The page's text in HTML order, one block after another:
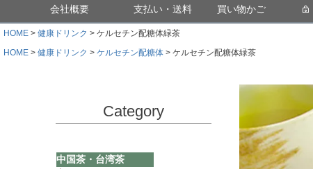
会社概要 支払い・送料 買い物かご
HOME 健康ドリンク
ケルセチン配糖体緑茶
HOME
健康ドリンク ケルセチン配糖体 ケルセチン配糖体緑茶
Category
中国茶・台湾茶